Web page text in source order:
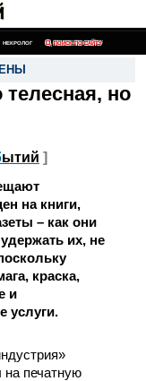
НЕКРОЛОГ ПОИСК ПО САЙТУ
но
ытий ]
на книги,
– как они
их, не
краска,
и
услуги.
на печатную